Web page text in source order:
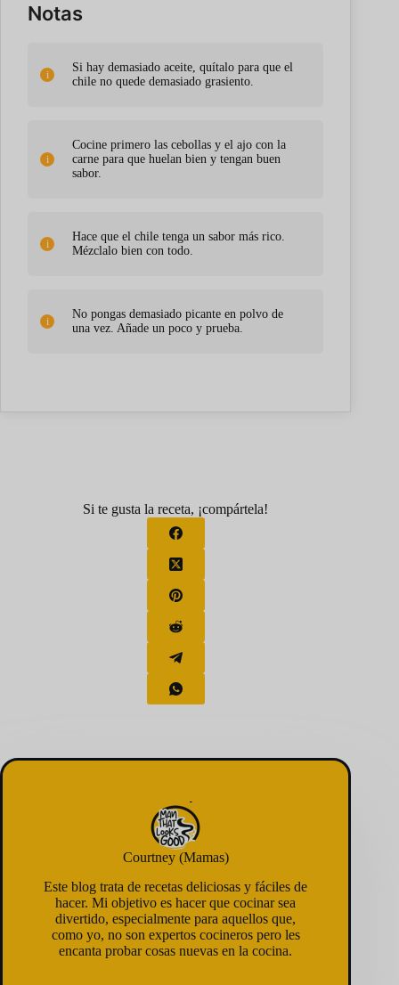
Notas
Si hay demasiado aceite, quítalo para que el
chile no quede demasiado grasiento.
Cocine primero las cebollas y el ajo con la
carne para que huelan bien y tengan buen
sabor.
Hace que el chile tenga un sabor más rico.
Mézclalo bien con todo.
No pongas demasiado picante en polvo de
una vez. Añade un poco y prueba.
Si te gusta la receta, ¡compártela!
Courtney (Mamas)
Este blog trata de recetas deliciosas y fáciles de
hacer. Mi objetivo es hacer que cocinar sea
divertido, especialmente para aquellos que,
como yo, no son expertos cocineros pero les
encanta probar cosas nuevas en la cocina.